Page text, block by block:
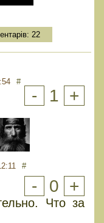
22
#
- 1 +
#
- 0 +
Что за